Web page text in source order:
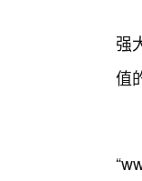
强
值